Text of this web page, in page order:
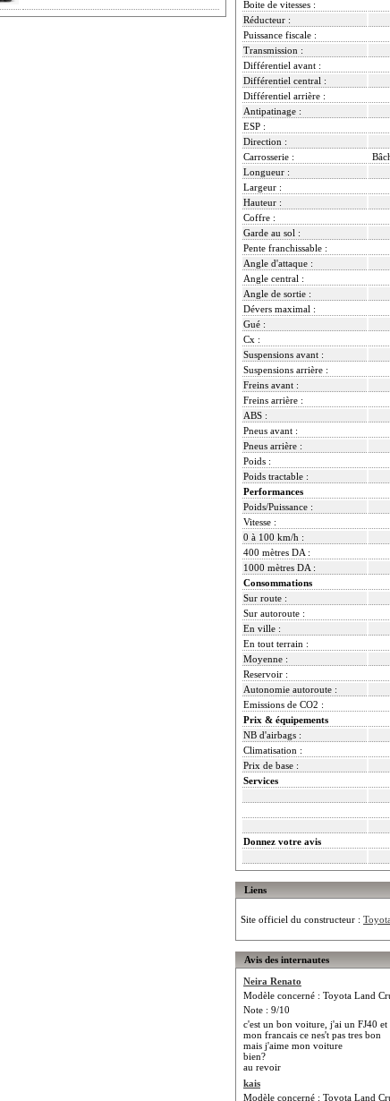
Boite de vitesses :
Réducteur :
Puissance fiscale :
Transmission :
Différentiel avant :
Différentiel central :
Différentiel arrière :
Antipatinage :
ESP :
Direction :
Carrosserie :
Longueur :
Largeur :
Hauteur :
Coffre :
Garde au sol :
Pente franchissable :
Angle d'attaque :
Angle central :
Angle de sortie :
Dévers maximal :
Gué :
Cx :
Suspensions avant :
Suspensions arrière :
Freins avant :
Freins arrière :
ABS :
Pneus avant :
Pneus arrière :
Poids :
Poids tractable :
Performances
Poids/Puissance :
Vitesse :
0 à 100 km/h :
400 mètres DA :
1000 mètres DA :
Consommations
Sur route :
Sur autoroute :
En ville :
En tout terrain :
Moyenne :
Reservoir :
Autonomie autoroute :
Emissions de CO2 :
Prix & équipements
NB d'airbags :
Climatisation :
Prix de base :
Services
Donnez votre avis
Liens
Site officiel du constructeur : Toyota
Avis des internautes
Neira Renato
Modèle concerné : Toyota Land
Note : 9/10
c'est un bon voiture, j'ai un FJ40 et
mon francais ce nes't pas tres bon
mais j'aime mon voiture
bien?
au revoir
kais
Modèle concerné : Toyota Land